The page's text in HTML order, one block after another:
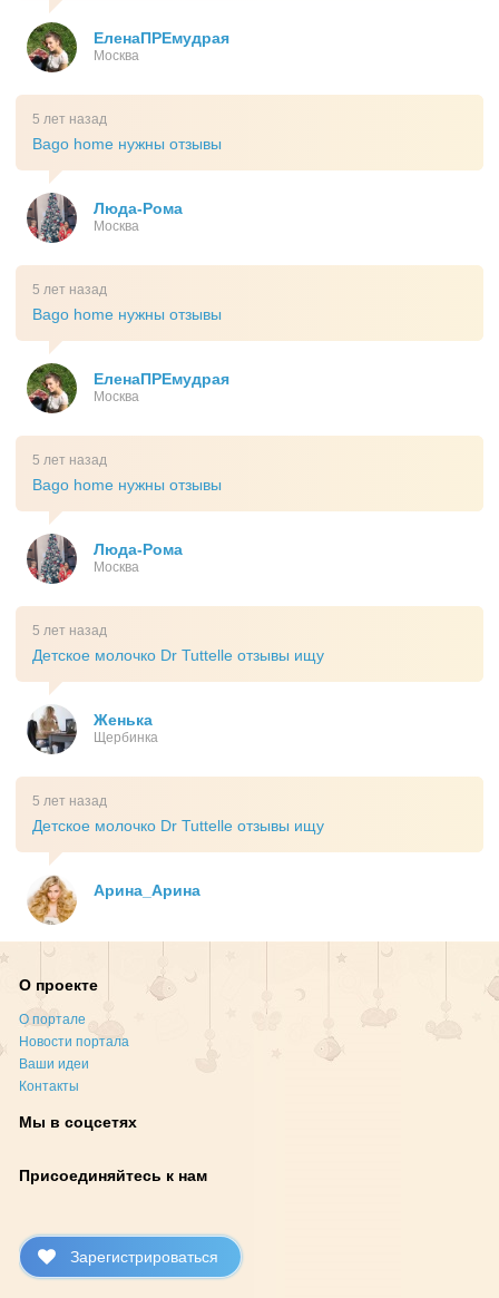
ЕленаПРЕмудрая
Москва
5 лет назад
Bago home нужны отзывы
Люда-Рома
Москва
5 лет назад
Bago home нужны отзывы
ЕленаПРЕмудрая
Москва
5 лет назад
Bago home нужны отзывы
Люда-Рома
Москва
5 лет назад
Детское молочко Dr Tuttelle отзывы ищу
Женька
Щербинка
5 лет назад
Детское молочко Dr Tuttelle отзывы ищу
Арина_Арина
О проекте
О портале
Новости портала
Ваши идеи
Контакты
Мы в соцсетях
Присоединяйтесь к нам
Зарегистрироваться